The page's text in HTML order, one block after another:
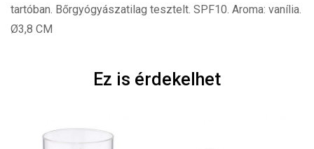
tartóban. Bőrgyógyászatilag tesztelt. SPF10. Aroma: vanília.
Ø3,8 CM
Ez is érdekelhet